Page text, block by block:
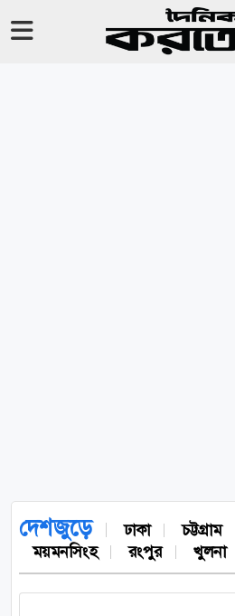
দেশজুড়ে ঢাকা চট্টগ্রাম
ময়মনসিংহ
রংপুর খুলনা